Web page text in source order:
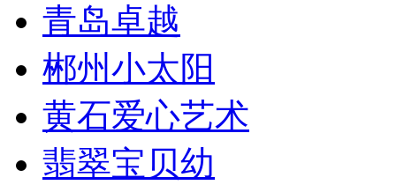
青岛卓越
郴州小太阳
黄石爱心艺术
翡翠宝贝幼